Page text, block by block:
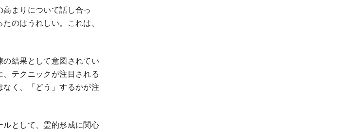
まりについて話し合っ
のはうれしい。これは、
結果として意図されてい
テクニックが注目される
く、「どう」するかが注
として、霊的形成に関心